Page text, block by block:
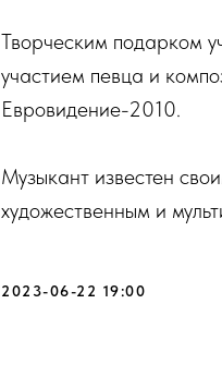
Творческим подарком
участием певца и
Евровидение-2010.
Музыкант известен
художественным и
2023-06-22 19:00